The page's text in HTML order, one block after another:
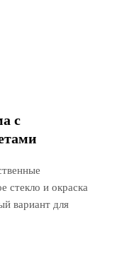
с
стекло и окраска
вариант для